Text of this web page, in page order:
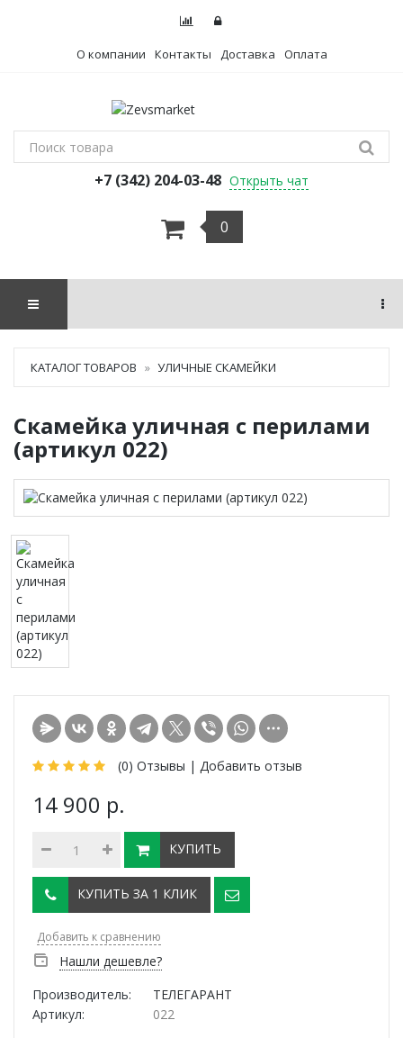
О компании Контакты Доставка Оплата
+7 (342) 204-03-48 Открыть чат
0
КАТАЛОГ ТОВАРОВ УЛИЧНЫЕ СКАМЕЙКИ
Скамейка уличная с перилами
(артикул 022)
(0) Отзывы | Добавить отзыв
14 900 р.
КУПИТЬ
КУПИТЬ ЗА 1 КЛИК
Добавить к сравнению
Нашли дешевле?
Производитель:
ТЕЛЕГАРАНТ
Артикул:
022